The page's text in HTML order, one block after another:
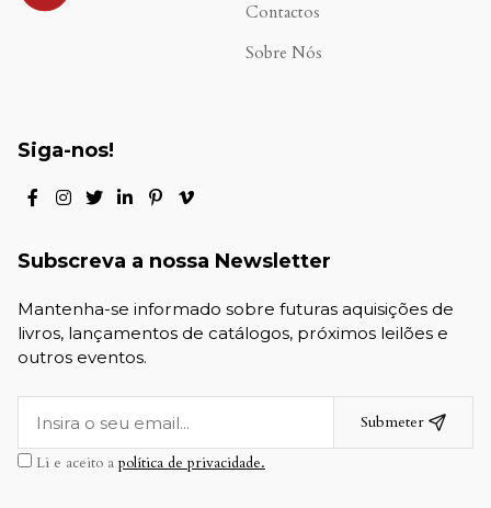
Contactos
Sobre Nós
Siga-nos!
Subscreva a nossa Newsletter
Mantenha-se informado sobre futuras aquisições de
livros, lançamentos de catálogos, próximos leilões e
outros eventos.
Submeter
Li e aceito a política de privacidade.